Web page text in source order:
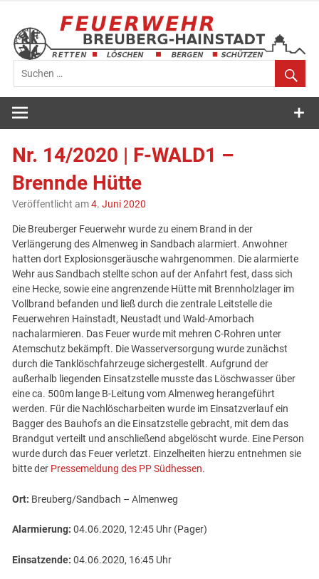
springen
Feuerwehr
Breuberg-
Hainstadt
Nr. 14/2020 | F-WALD1 –
Brennde Hütte
Veröffentlicht am4. Juni 2020
Die Breuberger Feuerwehr wurde zu einem Brand in der
Verlängerung des Almenweg in Sandbach alarmiert. Anwohner
hatten dort Explosionsgeräusche wahrgenommen. Die alarmierte
Wehr aus Sandbach stellte schon auf der Anfahrt fest, dass sich
eine Hecke, sowie eine angrenzende Hütte mit Brennholzlager im
Vollbrand befanden und ließ durch die zentrale Leitstelle die
Feuerwehren Hainstadt, Neustadt und Wald-Amorbach
nachalarmieren. Das Feuer wurde mit mehren C-Rohren unter
Atemschutz bekämpft. Die Wasserversorgung wurde zunächst
durch die Tanklöschfahrzeuge sichergestellt. Aufgrund der
außerhalb liegenden Einsatzstelle musste das Löschwasser über
eine ca. 500m lange B-Leitung vom Almenweg herangeführt
werden. Für die Nachlöscharbeiten wurde im Einsatzverlauf ein
Bagger des Bauhofs an die Einsatzstelle gebracht, mit dem das
Brandgut verteilt und anschließend abgelöscht wurde. Eine Person
wurde durch das Feuer verletzt. Einzelheiten hierzu entnehmen sie
bitte der Pressemeldung des PP Südhessen.
Ort: Breuberg/Sandbach – Almenweg
Alarmierung: 04.06.2020, 12:45 Uhr (Pager)
Einsatzende: 04.06.2020, 16:45 Uhr